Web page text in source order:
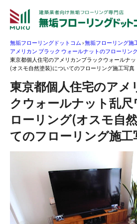
無垢フローリングドットコム›無垢フローリング施
アメリカン ブラック ウォールナットのフローリン
東京都個人住宅のアメリカンブラックウォールナ
(オスモ自然塗装)についてのフローリング施工写真
東京都個人住宅のアメ
クウォールナット乱
ローリング(オスモ自
てのフローリング施工